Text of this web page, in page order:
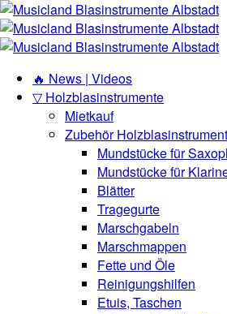
🔥 News | Videos
▽ Holzblasinstrumente
Mietkauf
Zubehör
Mundstücke für
Mundstücke für
Blätter
Tragegurte
Marschgabeln
Marschmappen
Fette und Öle
Reinigungshilfen
Etuis, Taschen